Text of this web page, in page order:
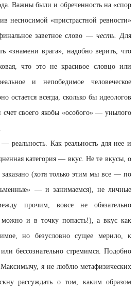
Важны были и обреченность на «спор
несносимой «пристрастной ревности»
заветное слово — честь.Для
«знамени врага», надобно верить, что
что это не красивое словцо или
и непобедимое человеческое
остается всегда, сколько бы идеологов
своего якобы «особого» — унылого
реальность. Как реальность для нее и
категория — вкус. Не те вкусы, о
(хотя только этим мы все — по
— и занимаемся), не личные
прочим, вовсе не обязательно
и в точку попасть!), а вкус как
но безусловно сущее мерило, к
бессознательно стремимся. Подобно
я не люблю метафизических
рассуждать о том, каким образом